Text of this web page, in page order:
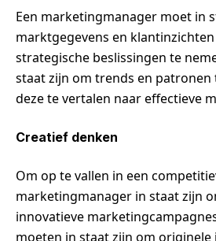
Een marketingmanager moet in
marktgegevens en
strategische beslissingen te
staat zijn om trends en
deze te vertalen naar effectieve
Creatief denken
Om op te vallen in een
marketingmanager in staat zijn
innovatieve
moeten in staat zijn om originele